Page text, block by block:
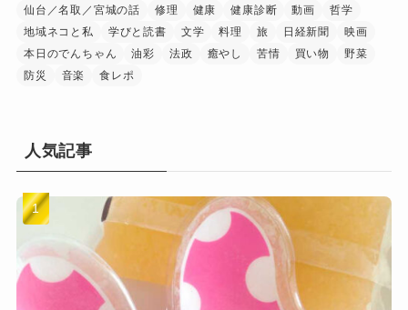
仙台／名取／宮城の話
修理 健康 健康診断 動画
哲学
地域ネコと私
学びと読書 文学 料理 旅 日経新聞
映画
本日のでんちゃん
油彩 法政 癒やし 苦情 買い物
野菜
防災
音楽 食レポ
人気記事